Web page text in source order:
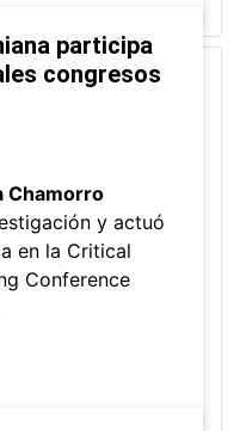
participa
congresos
Chamorro
y actuó
en la Critical
Conference